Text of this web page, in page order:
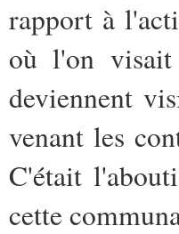
rapport à
où l'on visait
deviennent
venant les
C'était
cette